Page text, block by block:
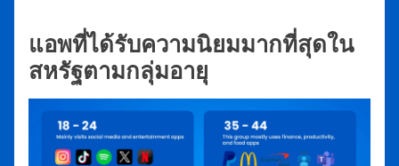
แอพที่ได้รับความนิยมมากที่สุดใน
สหรัฐตามกลุ่มอายุ